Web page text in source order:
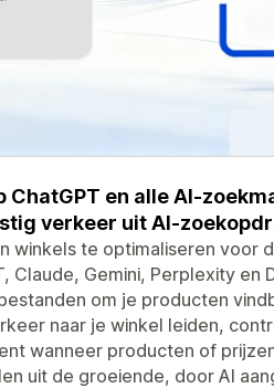
ChatGPT en alle AI-
verkeer uit AI-
winkels te optimaliseren voor
Claude, Gemini, Perplexity en
om je producten
naar je winkel leiden,
wanneer producten of
uit de groeiende, door AI